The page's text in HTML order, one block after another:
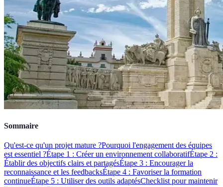
Sommaire
Qu'est-ce qu'un projet mature ?Pourquoi l'engagement des équipes
est essentiel ?Étape 1 : Créer un environnement collaboratifÉtape 2 :
Établir des objectifs clairs et partagésÉtape 3 : Encourager la
reconnaissance et les feedbacksÉtape 4 : Favoriser la formation
continueÉtape 5 : Utiliser des outils adaptésChecklist pour maintenir